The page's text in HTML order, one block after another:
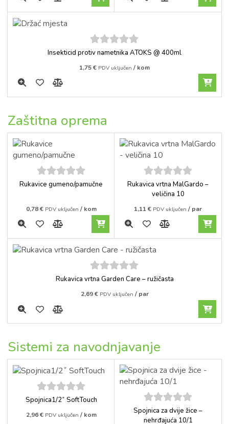
5out of
Insekticid protiv nametnika ATOKS @ 400ml
1,75€ PDV uključen / kom
Zaštitna oprema
5out of
Rukavice gumeno/pamučne
0,78€ PDV uključen / kom
5out of
Rukavica vrtna MalGardo –
veličina 10
1,11€ PDV uključen / par
5out of
Rukavica vrtna Garden Care – ružičasta
2,69€ PDV uključen / par
Sistemi za navodnjavanje
5out of
Spojnica1/2˝ SoftTouch
2,96€ PDV uključen / kom
5out of
5
Spojnica za dvije žice –
nehrđajuća 10/1